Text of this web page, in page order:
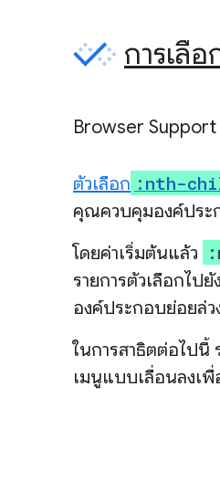
การเลื
Browser Support
ตัวเลือก :nth-
คุณควบคุมองค์ประ
โดยค่าเริ่มต้นแล้ว
รายการตัวเลือกไปยัง
องค์ประกอบย่อยล่
ในการสาธิตต่อไปนี้
เมนูแบบเลื่อนลงเ